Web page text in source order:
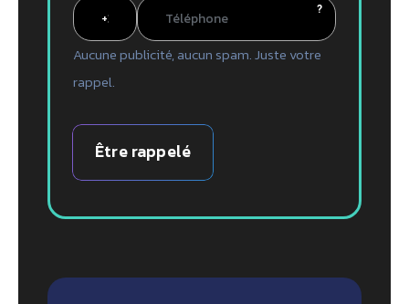
?
Aucune publicité, aucun spam. Juste votre
rappel.
Être rappelé